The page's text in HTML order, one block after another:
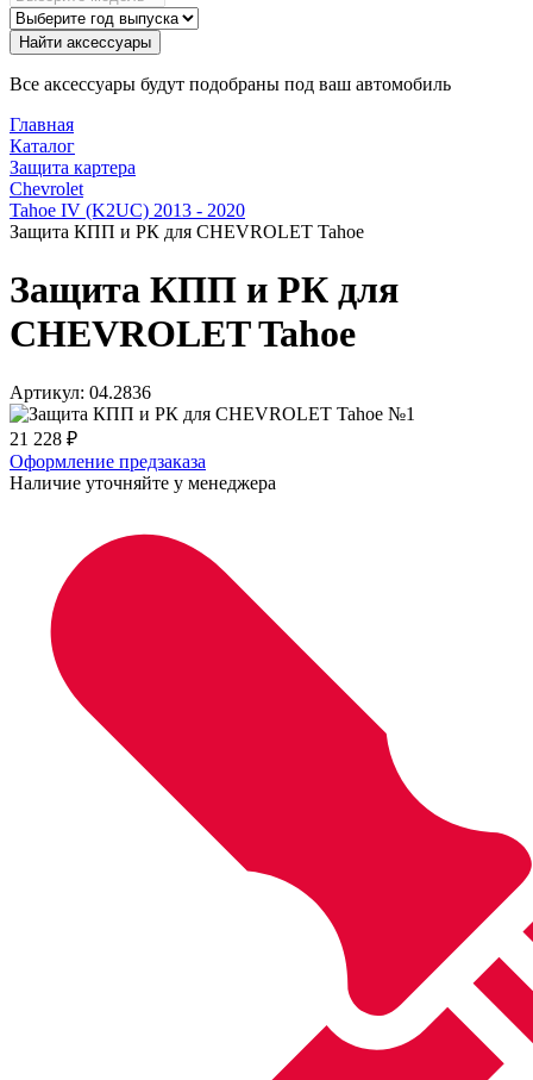
Найти аксессуары
Все аксессуары будут подобраны под ваш автомобиль
Главная
Каталог
Защита картера
Chevrolet
Tahoe IV (K2UC) 2013 - 2020
Защита КПП и РК для CHEVROLET Tahoe
Защита КПП и РК для
CHEVROLET Tahoe
Артикул: 04.2836
21 228 ₽
Оформление предзаказа
Наличие уточняйте у менеджера